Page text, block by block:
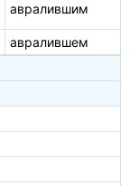
авралившим
авралившем